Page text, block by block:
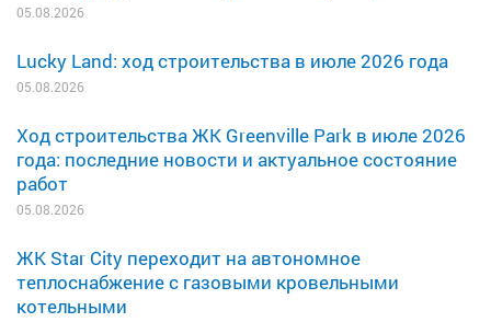
05.08.2026
Lucky Land: ход строительства в июле 2026 года
05.08.2026
Ход строительства ЖК Greenville Park в июле 2026
года: последние новости и актуальное состояние
работ
05.08.2026
ЖК Star City переходит на автономное
теплоснабжение с газовыми кровельными
котельными